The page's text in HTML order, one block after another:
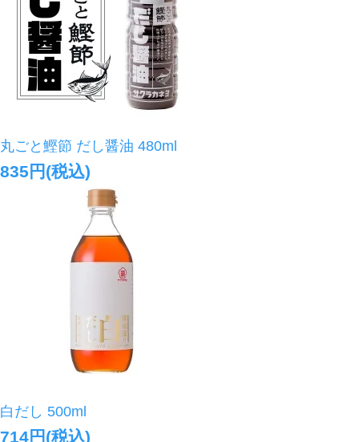
丸ごと鰹節 だし醤油 480ml
835円(税込)
白だし 500ml
714円(税込)